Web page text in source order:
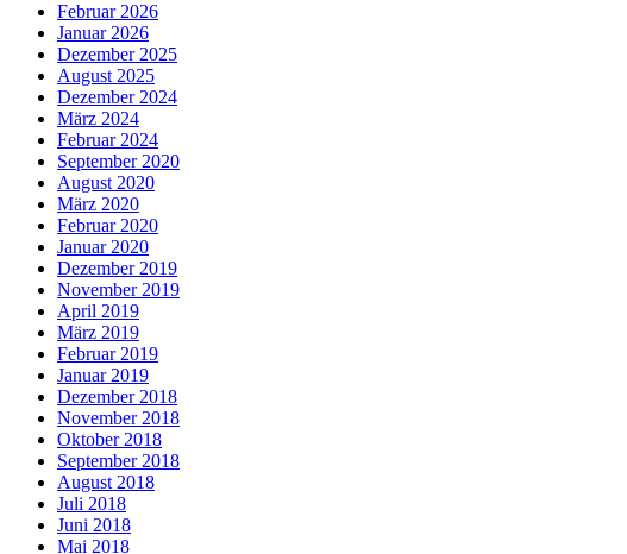
Februar 2026
Januar 2026
Dezember 2025
August 2025
Dezember 2024
März 2024
Februar 2024
September 2020
August 2020
März 2020
Februar 2020
Januar 2020
Dezember 2019
November 2019
April 2019
März 2019
Februar 2019
Januar 2019
Dezember 2018
November 2018
Oktober 2018
September 2018
August 2018
Juli 2018
Juni 2018
Mai 2018